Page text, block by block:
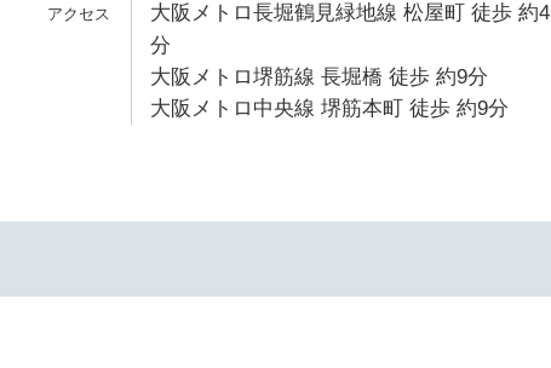
大阪メトロ長堀鶴見緑地線 松屋町 徒歩 約4
分
大阪メトロ堺筋線 長堀橋 徒歩 約9分
大阪メトロ中央線 堺筋本町 徒歩 約9分